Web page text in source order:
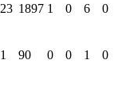
23 1897 1 0 6 0
1 90 0 0 1 0